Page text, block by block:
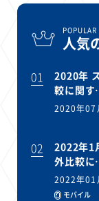
POPULAR
人気
01
2020年
較に関
2020年07
02
2022年1
外比較
2022年01
モバイル